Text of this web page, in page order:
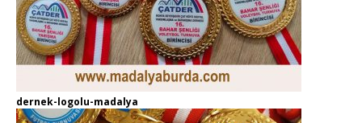
dernek-logolu-madalya